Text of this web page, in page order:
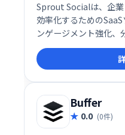
Sprout Socialは、企
効率化するための
ンゲージメント強化、
ます。ソーシャルメ
客やファンとの関係構
の成長をサポートしま
Buffer
0.0 (0件)